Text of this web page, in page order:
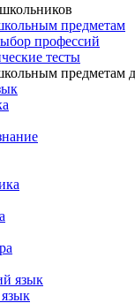
предметам
профессий
тесты
предметам
язык